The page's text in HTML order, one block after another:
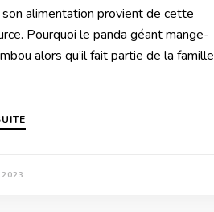
alimentation provient de cette
Pourquoi le panda géant mange-
alors qu’il fait partie de la famille